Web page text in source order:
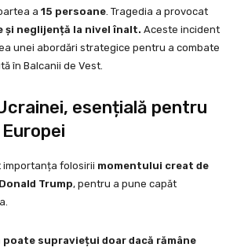
a 15 persoane . Tragedia a provocat
și neglijență la nivel înalt. Aceste incident
unei abordări strategice pentru a combate
în Balcanii de Vest.
esențială pentru
importanța folosirii momentului creat de
Trump, pentru a pune capăt
poate supraviețui doar dacă rămâne